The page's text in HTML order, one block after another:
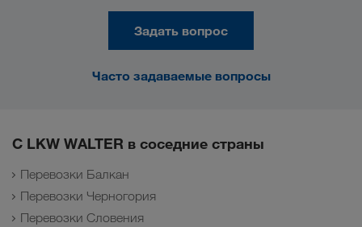
Задать вопрос
Часто задаваемые вопросы
С LKW WALTER в соседние страны
Перевозки Балкан
Перевозки Черногория
Перевозки Словения